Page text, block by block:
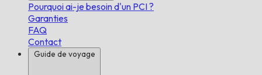
Pourquoi ai-je besoin d'un PCI ?
Garanties
FAQ
Contact
Guide de voyage